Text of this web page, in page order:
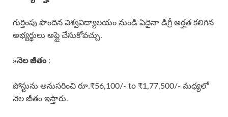
గుర్తింపు పొందిన విశ్వవిద్యాలయం నుండి ఏదైనా డిగ్రీ అర్హత కలిగిన
అభ్యర్థులు అప్లై చేసుకోవచ్చు.
»నెల జీతం:
పోస్టును అనుసరించి రూ.₹56,100/- to ₹1,77,500/- మధ్యలో
నెల జీతం ఇస్తారు.